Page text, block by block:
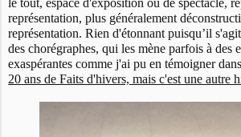
le tout, espace d'exposition ou de spectacle,
représentation, plus généralement
représentation. Rien d'étonnant puisqu’il
des chorégraphes, qui les mène parfois à des
exaspérantes comme j'ai pu en témoigner dans
20 ans de Faits d'hivers, mais c'est une autre